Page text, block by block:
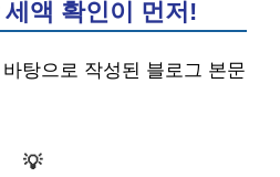
액 확인이 먼저!
탕으로 작성된 블로그 본문
💡